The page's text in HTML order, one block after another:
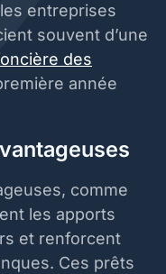
entreprises
souvent d’une
des
année
comme
les apports
et renforcent
Ces prêts